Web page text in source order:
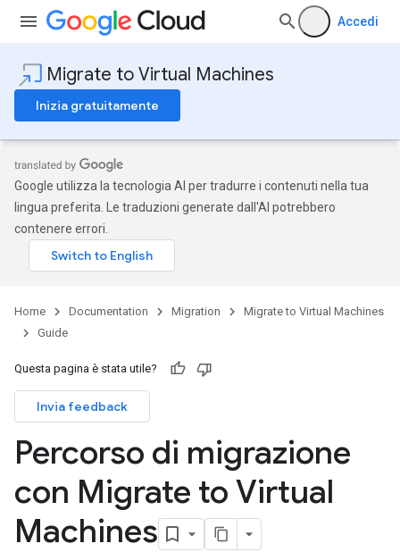
Accedi
Migrate to Virtual Machines
Inizia gratuitamente
Google utilizza la tecnologia AI per tradurre i contenuti nella tua
lingua preferita. Le traduzioni generate dall'AI potrebbero
contenere errori.
Home Documentation Migration
Migrate to Virtual Machines
Guide
Questa pagina è stata utile?
Invia feedback
Percorso di migrazione
con Migrate to Virtual
Machines